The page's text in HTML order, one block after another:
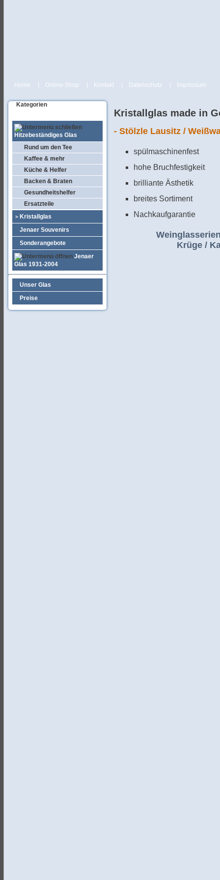
Home Online-Shop Kontakt Datenschutz Impressum
Kategorien
Hitzebeständiges Glas
Rund um den Tee
Kaffee & mehr
Küche & Helfer
Backen & Braten
Gesundheitshelfer
Ersatzteile
> Kristallglas
Jenaer Souvenirs
Sonderangebote
Jenaer
Glas 1931-2004
Unser Glas
Preise
Kristallglas made in
- Stölzle Lausitz /
spülmaschinenfest
hohe Bruchfestigkeit
brilliante Ästhetik
breites Sortiment
Nachkaufgarantie
Krüge /